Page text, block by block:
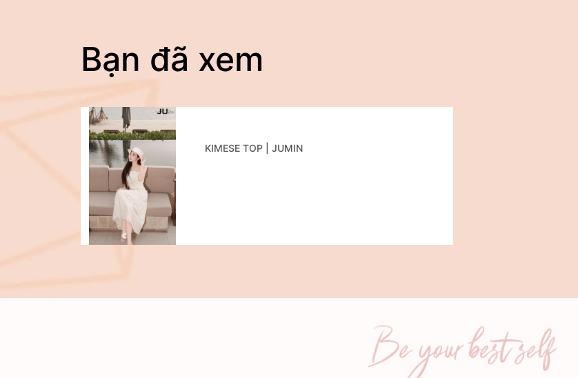
Bạn đã xem
KIMESE TOP | JUMIN